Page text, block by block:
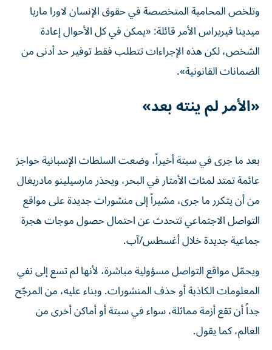
وتلخص المحامية المتخصصة في حقوق الإنسان لاورا ماريا
ميدينا فيريراس الأمر قائلة: «يمكن في كل الأحوال إعادة
الشخص، لكن هذه الإجراءات تتطلب فقط توفير حد أدنى من
الضمانات القانونية».
«الأمر لم ينته بعد»
بعد ما جرى في سبتة أخيراً، وضعت السلطات الإسبانية حواجز
عائمة تمتد لمئات الأمتار في البحر، ويحذر مارسيلينو مادريغال
من أن يتكرر ما جرى، مشيراً إلى منشورات جديدة على مواقع
التواصل الاجتماعي تتحدث عن احتمال حصول موجات هجرة
جماعية جديدة خلال أغسطس/آب.
ويحمّل مواقع التواصل مسؤولية مباشرة، لأنها لم تسع إلى نفي
المعلومات الكاذبة أو حذف المنشورات. وبناء عليه، من المرجّح
جداً أن تقع أزمة مماثلة، سواء في سبتة أو أماكن أخرى من
العالم، كما يقول.